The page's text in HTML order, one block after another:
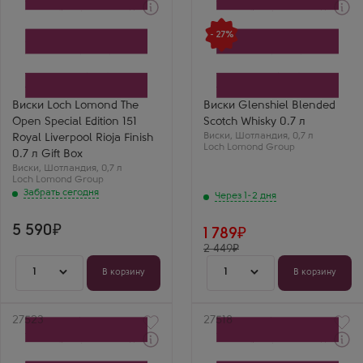
Виски Loch Lomond The
Open Special Edition 151
Royal Liverpool Rioja Finish
0.7 л Gift Box
Виски, Шотландия, 0,7 л
Loch Lomond Group
Забрать сегодня
Спешиал Эдишн 151 Роял
Loch Lomond Group
Регион
Хайленд (Высокогорье)
5 590
1 В корзину
- 27%
Виски Glenshiel Blended
Scotch Whisky 0.7 л
Виски, Шотландия, 0,7 л
Loch Lomond Group
Через 1-2 дня
Через 1-2 дня
Виски
Гленшил Блендед Скотч
Виски
Хайленд (Высокогорье)
Выдержка
3 года
1 789
2 449
1
В корзину
Артикул
27523 Артикул
27518